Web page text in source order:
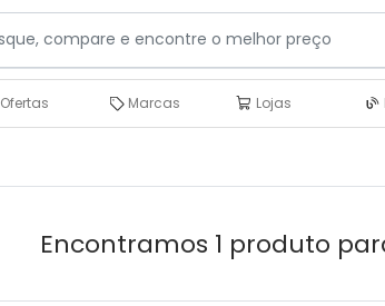
Ofertas Marcas Lojas
Encontramos 1 produto